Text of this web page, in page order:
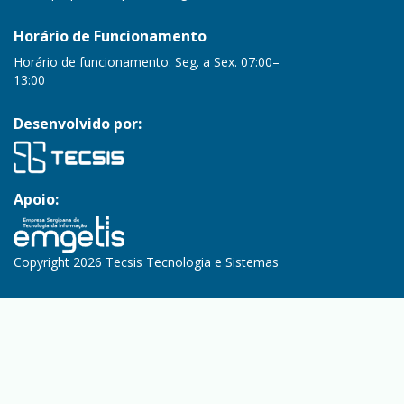
Horário de Funcionamento
Horário de funcionamento: Seg. a Sex. 07:00–
13:00
Desenvolvido por:
Apoio:
Copyright 2026 Tecsis Tecnologia e Sistemas